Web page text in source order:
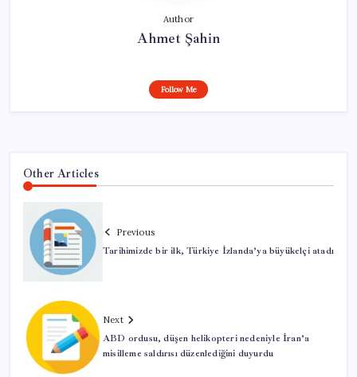
Author
Ahmet Şahin
Follow Me
Other Articles
Previous
Tarihimizde bir ilk, Türkiye İzlanda’ya büyükelçi atadı
Next
ABD ordusu, düşen helikopteri nedeniyle İran’a
misilleme saldırısı düzenlediğini duyurdu